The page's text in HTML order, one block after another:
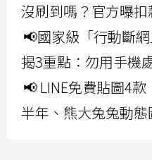
沒刷到嗎？官方曝
📢國家級「行動斷
揭3重點：勿用手機
📢 LINE免費貼圖4
半年、熊大兔兔動態